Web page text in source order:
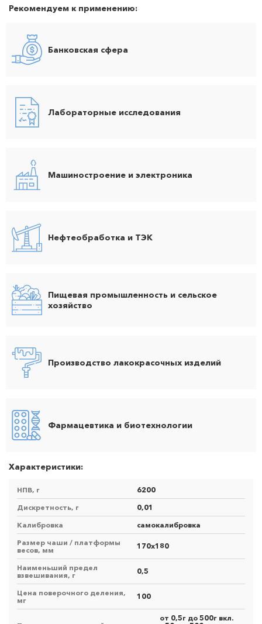
Рекомендуем к применению:
Банковская сфера
Лабораторные исследования
Машиностроение и электроника
Нефтеобработка и ТЭК
Пищевая промышленность и сельское
хозяйство
Производство лакокрасочных изделий
Фармацевтика и биотехнологии
Характеристики:
НПВ, г
6200
Дискретность, г
0,01
Калибровка
самокалибровка
Размер чаши / платформы
весов, мм
170х180
Наименьший предел
взвешивания, г
0,5
Цена поверочного деления,
мг
100
от 0,5г до 500г вкл.